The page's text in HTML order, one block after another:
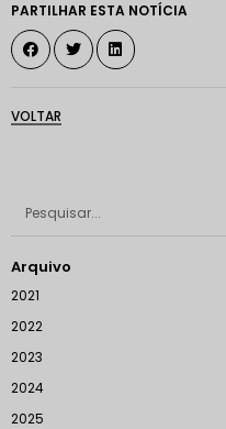
PARTILHAR ESTA NOTÍCIA
VOLTAR
Arquivo
2021
2022
2023
2024
2025